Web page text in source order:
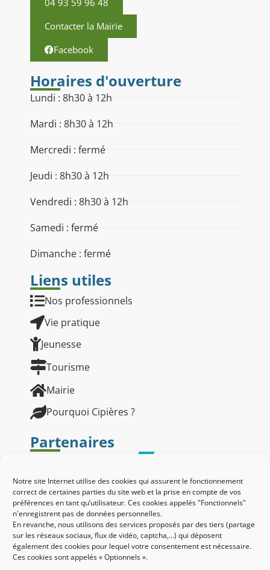
Notre site Internet utilise des cookies qui assurent le fonctionnement
correct de certaines parties du site web et la prise en compte de vos
préférences en tant qu’utilisateur. Ces cookies appelés "Fonctionnels"
n'enregistrent pas de données personnelles.
En revanche, nous utilisons des services proposés par des tiers (partage
sur les réseaux sociaux, flux de vidéo, captcha,...) qui déposent
également des cookies pour lequel votre consentement est nécessaire.
Ces cookies sont appelés « Optionnels ».
Contacter la Mairie
Facebook
Horaires d'ouverture
Lundi : 8h30 à 12h
Mardi : 8h30 à 12h
Mercredi : fermé
Jeudi : 8h30 à 12h
Vendredi : 8h30 à 12h
Samedi : fermé
Dimanche : fermé
Liens utiles
Nos professionnels
Vie pratique
Jeunesse
Tourisme
Mairie
Pourquoi Cipières ?
Partenaires